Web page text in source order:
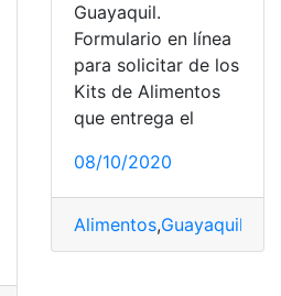
Guayaquil.
Formulario en línea
para solicitar de los
Kits de Alimentos
que entrega el
08/10/2020
Alimentos,Guayaquil